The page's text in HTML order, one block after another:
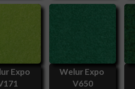
Expo
Welur Expo
V650